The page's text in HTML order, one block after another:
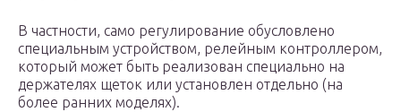
В частности, само регулирование обусловлено
специальным устройством, релейным контроллером,
который может быть реализован специально на
держателях щеток или установлен отдельно (на
более ранних моделях).